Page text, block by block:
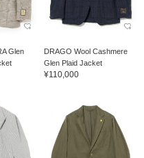
Glen
DRAGO Wool Cashmere
Glen Plaid Jacket
¥110,000